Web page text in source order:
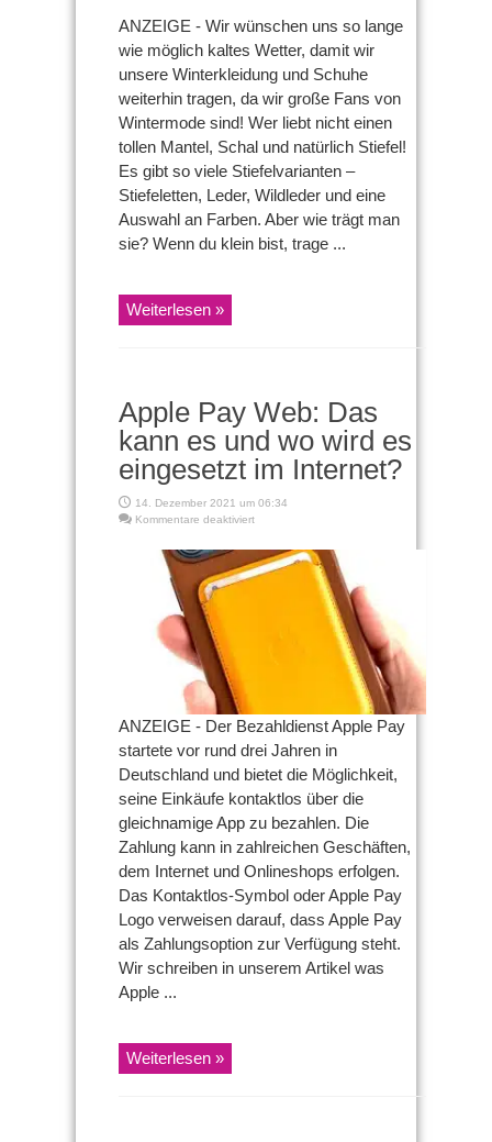
zu
UGG
Winterschuhen
am
besten
passt
ANZEIGE - Wir wünschen uns so lange
wie möglich kaltes Wetter, damit wir
unsere Winterkleidung und Schuhe
weiterhin tragen, da wir große Fans von
Wintermode sind! Wer liebt nicht einen
tollen Mantel, Schal und natürlich Stiefel!
Es gibt so viele Stiefelvarianten –
Stiefeletten, Leder, Wildleder und eine
Auswahl an Farben. Aber wie trägt man
sie? Wenn du klein bist, trage ...
Weiterlesen »
Apple Pay Web: Das
kann es und wo wird es
eingesetzt im Internet?
14. Dezember 2021 um 06:34
Kommentare deaktiviertfür
Pay
Web:
im
Internet?
ANZEIGE - Der Bezahldienst Apple Pay
startete vor rund drei Jahren in
Deutschland und bietet die Möglichkeit,
seine Einkäufe kontaktlos über die
gleichnamige App zu bezahlen. Die
Zahlung kann in zahlreichen Geschäften,
dem Internet und Onlineshops erfolgen.
Das Kontaktlos-Symbol oder Apple Pay
Logo verweisen darauf, dass Apple Pay
als Zahlungsoption zur Verfügung steht.
Wir schreiben in unserem Artikel was
Apple ...
Weiterlesen »